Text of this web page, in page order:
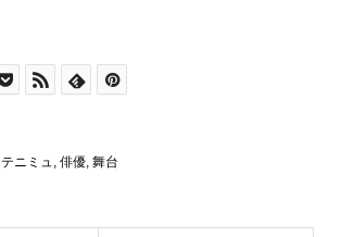
テニミュ 俳優, 舞台